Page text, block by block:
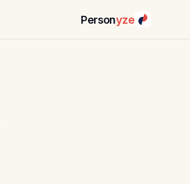
Personyze